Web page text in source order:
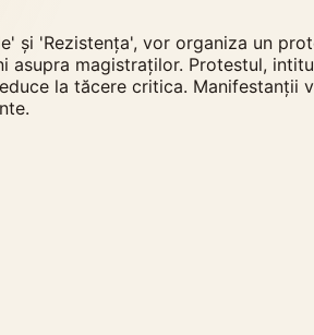
și 'Rezistența', vor organiza un
magistraților. Protestul,
la tăcere critica.